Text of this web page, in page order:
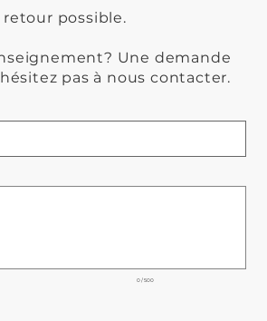
retour possible.
Une demande
pas à nous contacter.
0 / 500